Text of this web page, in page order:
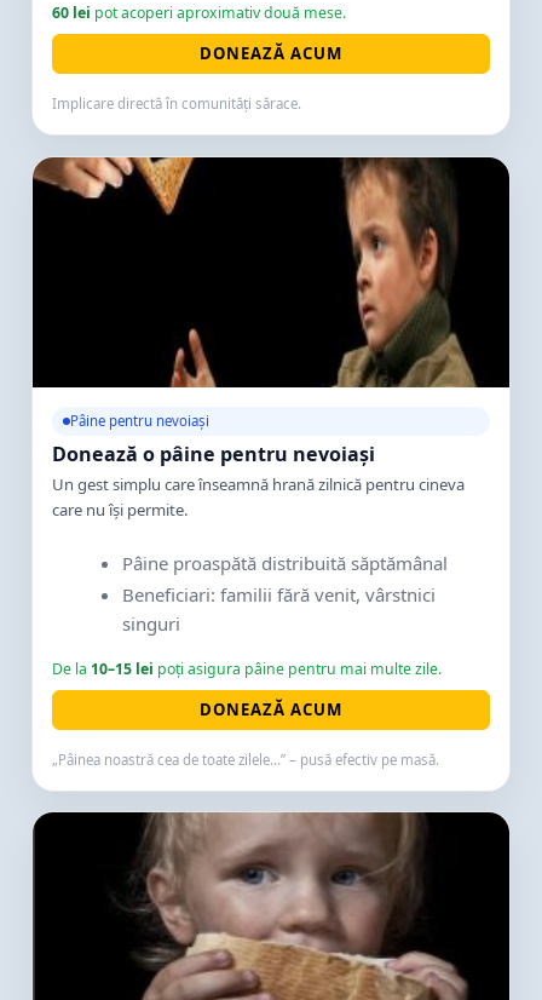
60 lei pot acoperi aproximativ două mese.
DONEAZĂ ACUM
Implicare directă în comunități sărace.
Pâine pentru nevoiași
Donează o pâine pentru nevoiași
Un gest simplu care înseamnă hrană zilnică pentru cineva
care nu își permite.
Pâine proaspătă distribuită săptămânal
Beneficiari: familii fără venit, vârstnici
singuri
De la 10–15 lei poți asigura pâine pentru mai multe zile.
DONEAZĂ ACUM
„Pâinea noastră cea de toate zilele...” – pusă efectiv pe masă.